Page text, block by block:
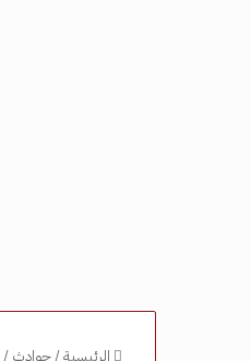
الرئيسية/حوادث /